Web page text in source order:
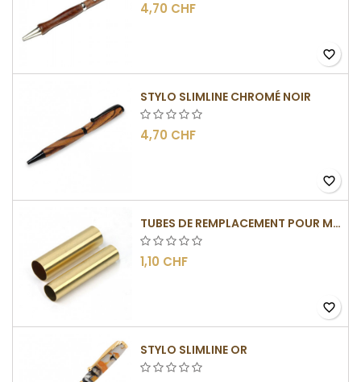
4,70 CHF
favorite_border
STYLO SLIMLINE CHROMÉ NOIR
4,70 CHF
favorite_border
TUBES DE REMPLACEMENT POUR MÉCANISME SLIMLINE
1,10 CHF
favorite_border
STYLO SLIMLINE OR